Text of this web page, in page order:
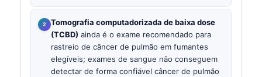
Tomografia computadorizada de baixa dose
(TCBD) ainda é o exame recomendado para
rastreio de câncer de pulmão em fumantes
elegíveis; exames de sangue não conseguem
detectar de forma confiável câncer de pulmão